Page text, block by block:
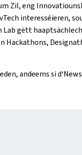
Zil, eng
interesséieren,
Lab gëtt haaptsächlech
Hackathons,
andeems si